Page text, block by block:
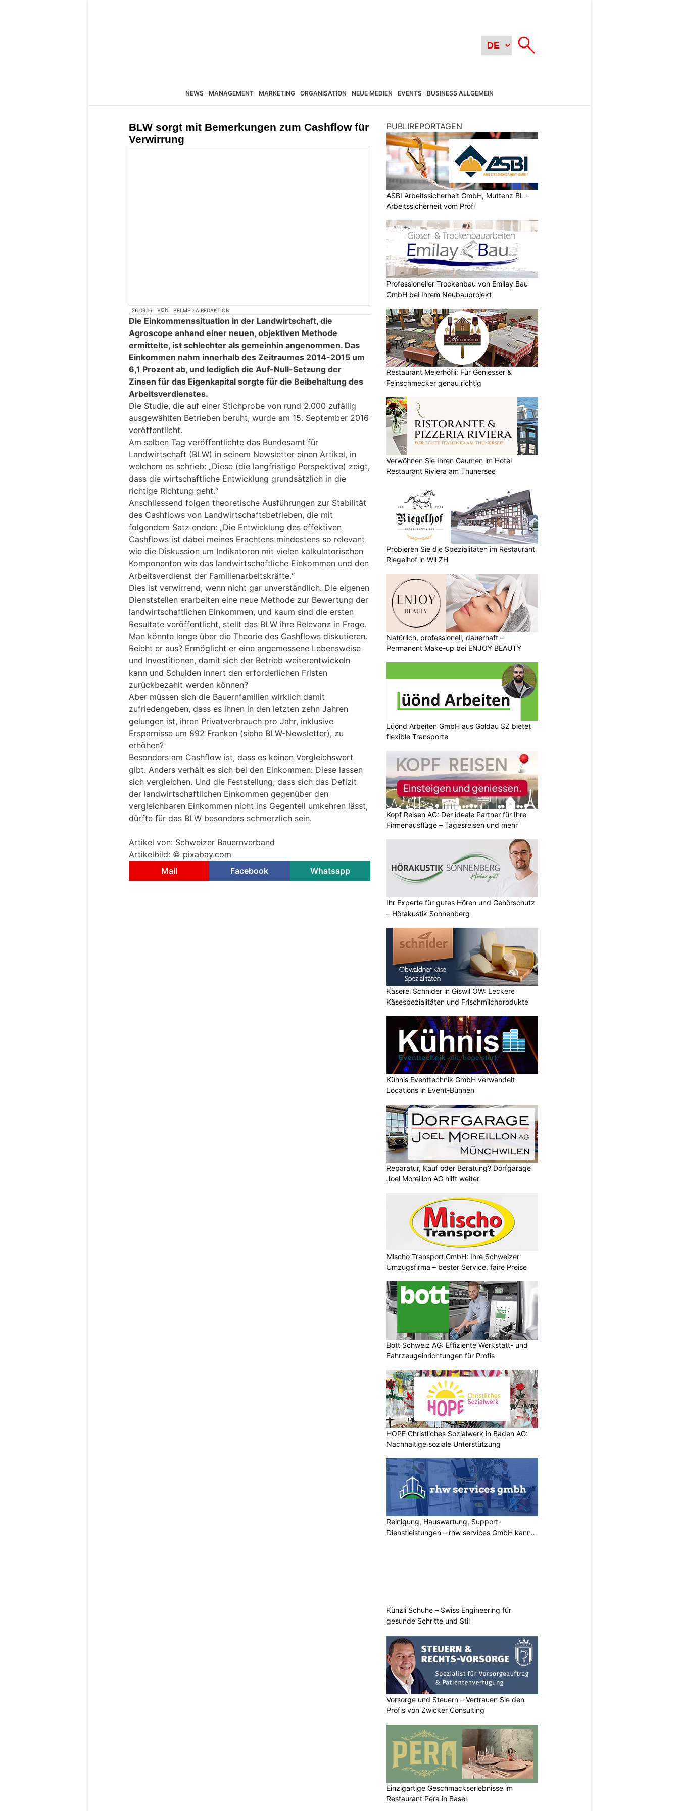
NEWS MANAGEMENT MARKETING ORGANISATION NEUE MEDIEN EVENTS BUSINESS ALLGEMEIN
BLW sorgt mit Bemerkungen zum Cashflow für
Verwirrung
26.09.16 VON BELMEDIA REDAKTION
Die Einkommenssituation in der Landwirtschaft, die
Agroscope anhand einer neuen, objektiven Methode
ermittelte, ist schlechter als gemeinhin angenommen. Das
Einkommen nahm innerhalb des Zeitraumes 2014-2015 um
6,1 Prozent ab, und lediglich die Auf-Null-Setzung der
Zinsen für das Eigenkapital sorgte für die Beibehaltung des
Arbeitsverdienstes.
Die Studie, die auf einer Stichprobe von rund 2.000 zufällig
ausgewählten Betrieben beruht, wurde am 15. September 2016
veröffentlicht.
Am selben Tag veröffentlichte das Bundesamt für
Landwirtschaft (BLW) in seinem Newsletter einen Artikel, in
welchem es schrieb: „Diese (die langfristige Perspektive) zeigt,
dass die wirtschaftliche Entwicklung grundsätzlich in die
richtige Richtung geht.“
Anschliessend folgen theoretische Ausführungen zur Stabilität
des Cashflows von Landwirtschaftsbetrieben, die mit
folgendem Satz enden: „Die Entwicklung des effektiven
Cashflows ist dabei meines Erachtens mindestens so relevant
wie die Diskussion um Indikatoren mit vielen kalkulatorischen
Komponenten wie das landwirtschaftliche Einkommen und den
Arbeitsverdienst der Familienarbeitskräfte.“
Dies ist verwirrend, wenn nicht gar unverständlich. Die eigenen
Dienststellen erarbeiten eine neue Methode zur Bewertung der
landwirtschaftlichen Einkommen, und kaum sind die ersten
Resultate veröffentlicht, stellt das BLW ihre Relevanz in Frage.
Man könnte lange über die Theorie des Cashflows diskutieren.
Reicht er aus? Ermöglicht er eine angemessene Lebensweise
und Investitionen, damit sich der Betrieb weiterentwickeln
kann und Schulden innert den erforderlichen Fristen
zurückbezahlt werden können?
Aber müssen sich die Bauernfamilien wirklich damit
zufriedengeben, dass es ihnen in den letzten zehn Jahren
gelungen ist, ihren Privatverbrauch pro Jahr, inklusive
Ersparnisse um 892 Franken (siehe BLW-Newsletter), zu
erhöhen?
Besonders am Cashflow ist, dass es keinen Vergleichswert
gibt. Anders verhält es sich bei den Einkommen: Diese lassen
sich vergleichen. Und die Feststellung, dass sich das Defizit
der landwirtschaftlichen Einkommen gegenüber den
vergleichbaren Einkommen nicht ins Gegenteil umkehren lässt,
dürfte für das BLW besonders schmerzlich sein.
Artikel von: Schweizer Bauernverband
Artikelbild: © pixabay.com
Mail
Facebook Whatsapp
PUBLIREPORTAGEN
ASBI Arbeitssicherheit GmbH, Muttenz BL –
Arbeitssicherheit vom Profi
Professioneller Trockenbau von Emilay Bau
GmbH bei Ihrem Neubauprojekt
Restaurant Meierhöfli: Für Geniesser &
Feinschmecker genau richtig
Verwöhnen Sie Ihren Gaumen im Hotel
Restaurant Riviera am Thunersee
Probieren Sie die Spezialitäten im Restaurant
Riegelhof in Wil ZH
Natürlich, professionell, dauerhaft –
Permanent Make-up bei ENJOY BEAUTY
Lüönd Arbeiten GmbH aus Goldau SZ bietet
flexible Transporte
Kopf Reisen AG: Der ideale Partner für Ihre
Firmenausflüge – Tagesreisen und mehr
Ihr Experte für gutes Hören und Gehörschutz
– Hörakustik Sonnenberg
Käserei Schnider in Giswil OW: Leckere
Käsespezialitäten und Frischmilchprodukte
Kühnis Eventtechnik GmbH verwandelt
Locations in Event-Bühnen
Reparatur, Kauf oder Beratung? Dorfgarage
Joel Moreillon AG hilft weiter
Mischo Transport GmbH: Ihre Schweizer
Umzugsfirma – bester Service, faire Preise
Bott Schweiz AG: Effiziente Werkstatt- und
Fahrzeugeinrichtungen für Profis
HOPE Christliches Sozialwerk in Baden AG:
Nachhaltige soziale Unterstützung
Reinigung, Hauswartung, Support-
Dienstleistungen – rhw services GmbH kann
Künzli Schuhe – Swiss Engineering für
gesunde Schritte und Stil
Vorsorge und Steuern – Vertrauen Sie den
Profis von Zwicker Consulting
Einzigartige Geschmackserlebnisse im
Restaurant Pera in Basel